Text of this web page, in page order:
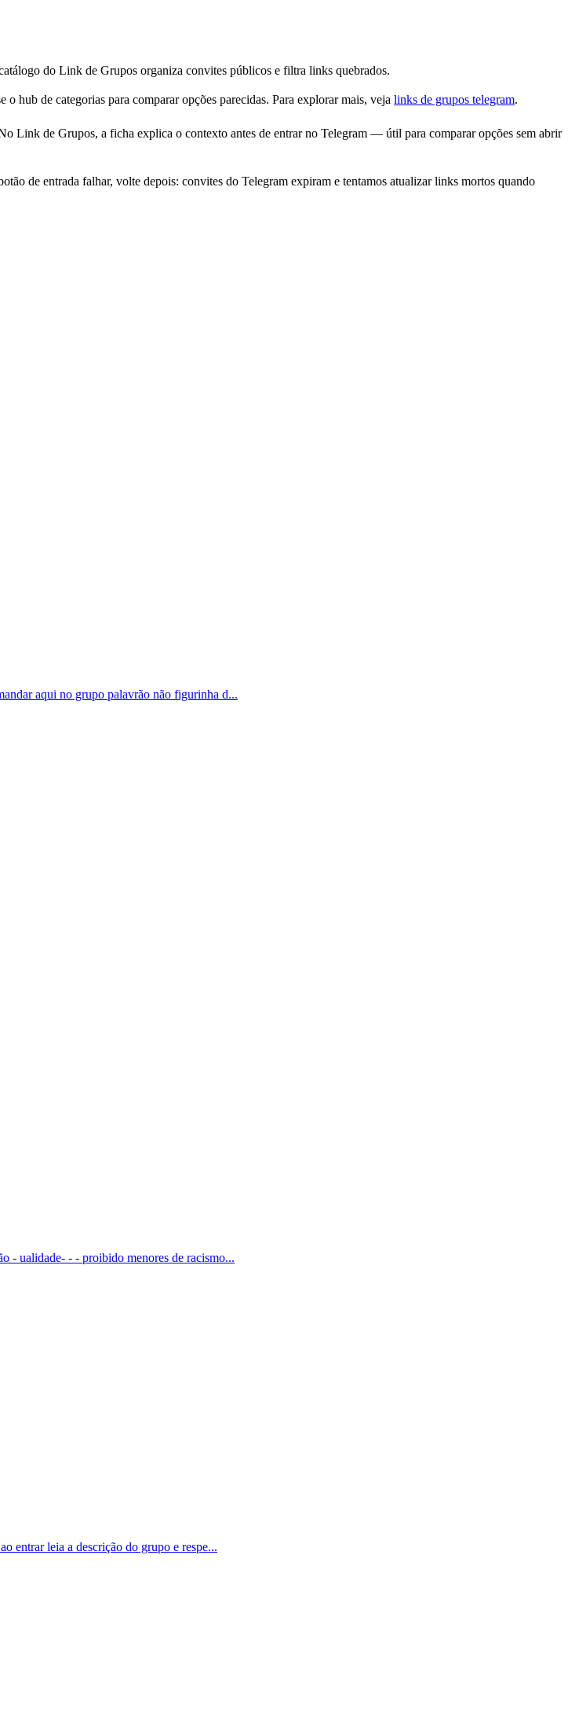
do Link de Grupos organiza convites públicos e filtra links quebrados.
hub de categorias para comparar opções parecidas. Para explorar mais, veja links de grupos telegram.
de Grupos, a ficha explica o contexto antes de entrar no Telegram — útil para comparar opções sem abrir
de entrada falhar, volte depois: convites do Telegram expiram e tentamos atualizar links mortos quando
aqui no grupo palavrão não figurinha d...
- ualidade- - - proibido menores de racismo...
entrar leia a descrição do grupo e respe...